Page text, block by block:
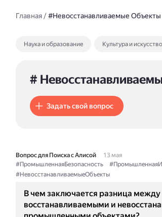
Главная/#Невосстанавливаемые Объекты
Наука и образование Культура и искусство
#
Задать свой вопрос
Вопрос для Поиска с Алисой
13 мая
#ПромышленнаяБезопасность
#НевосстанавливаемыеОбъекты
В чем заключается разница между
восстанавливаемыми и